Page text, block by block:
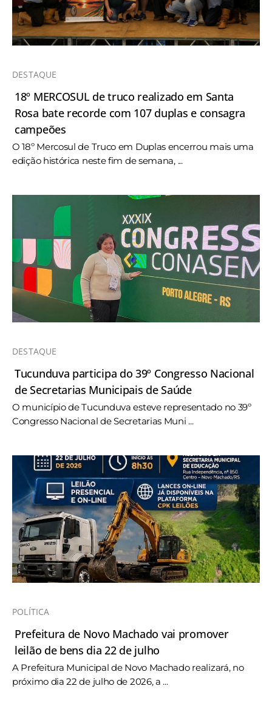
DESTAQUE
18º MERCOSUL de truco realizado em Santa
Rosa bate recorde com 107 duplas e consagra
campeões
O 18º Mercosul de Truco em Duplas encerrou mais uma
edição histórica neste fim de semana, ...
DESTAQUE
Tucunduva participa do 39º Congresso Nacional
de Secretarias Municipais de Saúde
O município de Tucunduva esteve representado no 39º
Congresso Nacional de Secretarias Muni ...
POLÍTICA
Prefeitura de Novo Machado vai promover
leilão de bens dia 22 de julho
A Prefeitura Municipal de Novo Machado realizará, no
próximo dia 22 de julho de 2026, a ...